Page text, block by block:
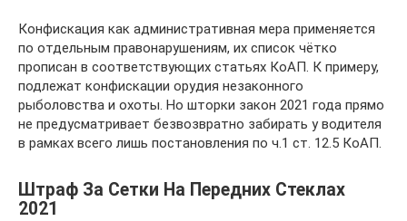
Конфискация как административная мера применяется
по отдельным правонарушениям, их список чётко
прописан в соответствующих статьях КоАП. К примеру,
подлежат конфискации орудия незаконного
рыболовства и охоты. Но шторки закон 2021 года прямо
не предусматривает безвозвратно забирать у водителя
в рамках всего лишь постановления по ч.1 ст. 12.5 КоАП.
Штраф За Сетки На Передних Стеклах
2021